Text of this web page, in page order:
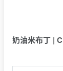
奶油米布丁 |